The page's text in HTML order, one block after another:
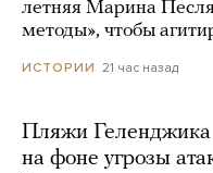
летняя Марина
методы», чтобы
ИСТОРИИ 21 час назад
Пляжи Геленджика
на фоне угрозы